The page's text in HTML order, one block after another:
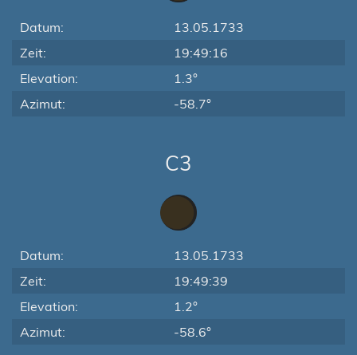
Datum:
13.05.1733
Zeit:
19:49:16
Elevation:
1.3°
Azimut:
-58.7°
C3
Datum:
13.05.1733
Zeit:
19:49:39
Elevation:
1.2°
Azimut:
-58.6°